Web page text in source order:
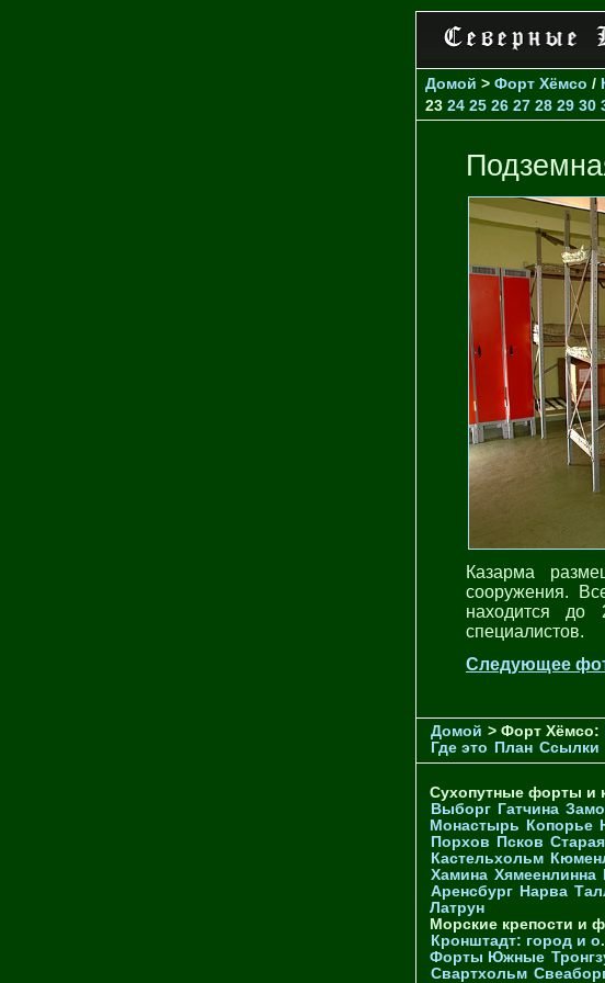
Домой > Форт Хёмсо /
23 24 25 26 27 28 29 30
Казарма
сооружения.
находится до
специалистов.
Следующее
Домой > Форт Хёмсо:
Где это
План Ссылки
Сухопутные форты и
Выборг Гатчина
Монастырь
Копорье
Порхов
Псков
Кастельхольм
Хамина Хямеенлинна
Аренсбург Нарва
Латрун
Морские крепости и
Кронштадт: город и
Форты Южные
Свартхольм